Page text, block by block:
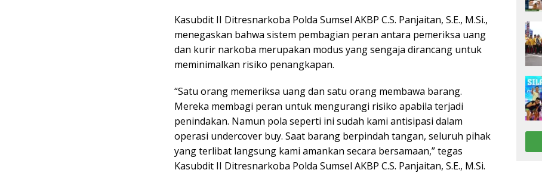
Kasubdit II Ditresnarkoba Polda Sumsel AKBP C.S. Panjaitan, S.E., M.Si.,
menegaskan bahwa sistem pembagian peran antara pemeriksa uang
dan kurir narkoba merupakan modus yang sengaja dirancang untuk
meminimalkan risiko penangkapan.
“Satu orang memeriksa uang dan satu orang membawa barang.
Mereka membagi peran untuk mengurangi risiko apabila terjadi
penindakan. Namun pola seperti ini sudah kami antisipasi dalam
operasi undercover buy. Saat barang berpindah tangan, seluruh pihak
yang terlibat langsung kami amankan secara bersamaan,” tegas
Kasubdit II Ditresnarkoba Polda Sumsel AKBP C.S. Panjaitan, S.E., M.Si.